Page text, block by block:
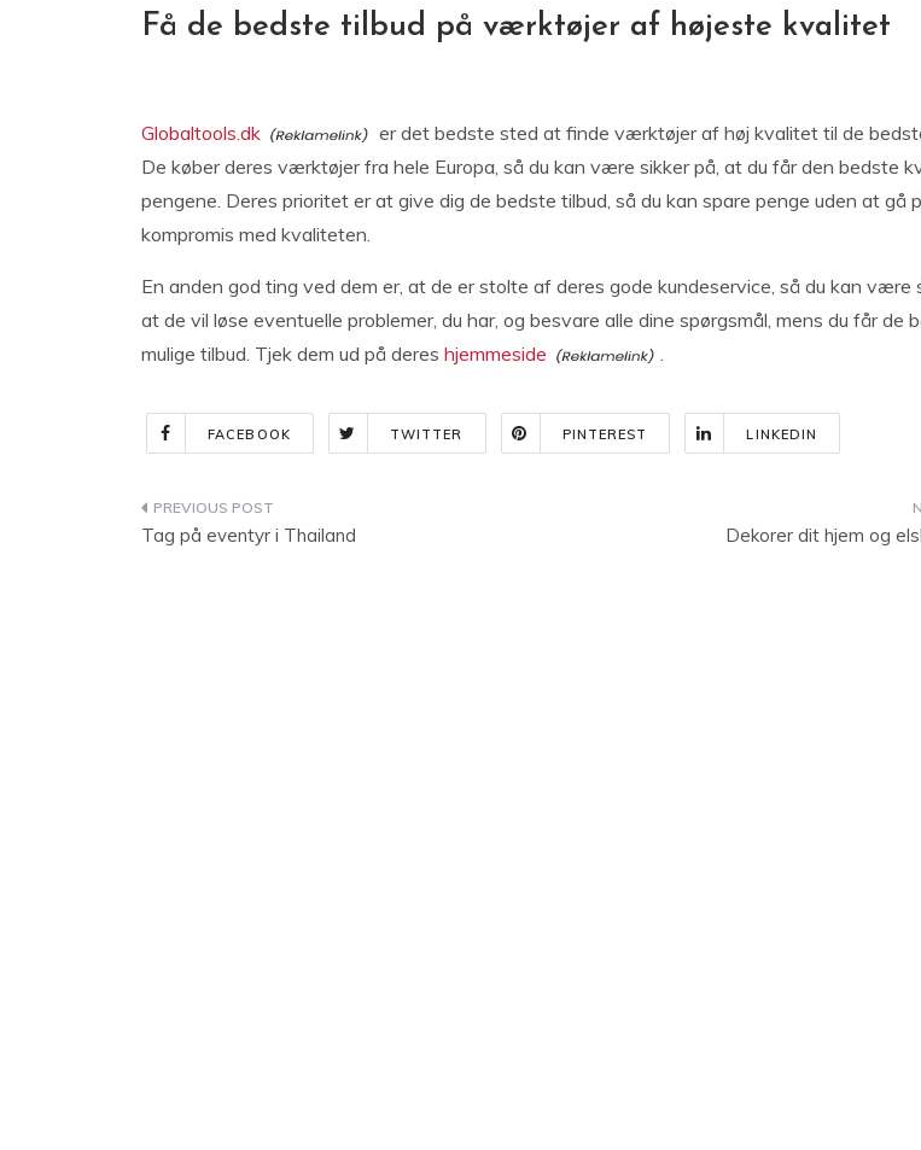
Få de bedste tilbud på værktøjer af højeste kvalitet
Globaltools.dk
er det bedste sted at finde værktøjer af høj kvalitet til de
De køber deres værktøjer fra hele Europa, så du kan være sikker på, at du får den bedste
pengene. Deres prioritet er at give dig de bedste tilbud, så du kan spare penge uden at gå
kompromis med kvaliteten.
En anden god ting ved dem er, at de er stolte af deres gode kundeservice, så du kan være
at de vil løse eventuelle problemer, du har, og besvare alle dine spørgsmål, mens du får de
mulige tilbud. Tjek dem ud på deres hjemmeside .
FACEBOOK TWITTER PINTEREST LINKEDIN
Indlægsnavigation
Tag på eventyr i Thailand Dekorer dit hjem og